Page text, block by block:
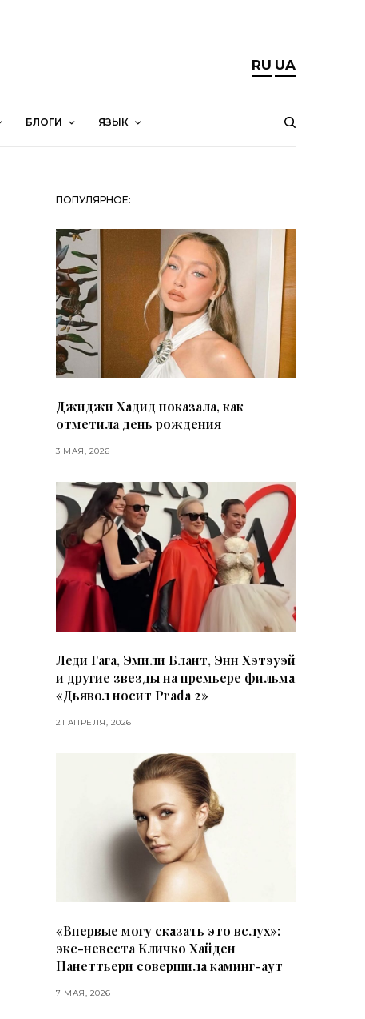
RU UA
БЛОГИ ЯЗЫК
ПОПУЛЯРНОЕ:
Джиджи Хадид показала, как
отметила день рождения
3 МАЯ, 2026
Леди Гага, Эмили Блант, Энн Хэтэуэй
и другие звезды на премьере фильма
«Дьявол носит Prada 2»
21 АПРЕЛЯ, 2026
«Впервые могу сказать это вслух»:
экс-невеста Кличко Хайден
Панеттьери совершила каминг-аут
7 МАЯ, 2026